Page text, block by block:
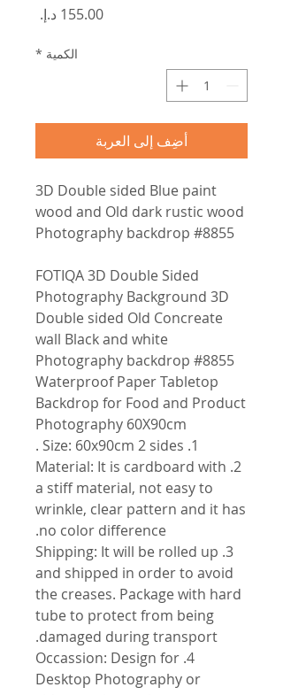
الكمية *
أضِف إلى العربة
3D Double sided Blue paint
wood and Old dark rustic wood
Photography backdrop #8855
FOTIQA 3D Double Sided
Photography Background 3D
Double sided Old Concreate
wall Black and white
Photography backdrop #8855
Waterproof Paper Tabletop
Backdrop for Food and Product
Photography 60X90cm
1. Size: 60x90cm 2 sides .
2. Material: It is cardboard with
a stiff material, not easy to
wrinkle, clear pattern and it has
no color difference.
3. Shipping: It will be rolled up
and shipped in order to avoid
the creases. Package with hard
tube to protect from being
damaged during transport.
4. Occassion: Design for
Desktop Photography or